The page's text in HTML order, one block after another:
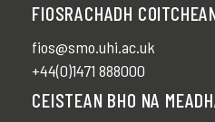
FIOSRACHADH
fios@smo.uhi.ac.uk
+44(0)1471 888000
CEISTEAN BHO NA